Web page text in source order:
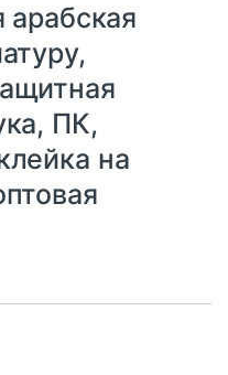
арабская
ПК,
на